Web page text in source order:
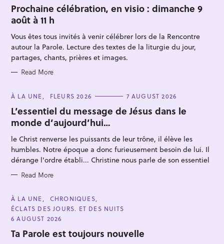
T
E
G
O
R
I
E
S
Prochaine célébration, en visio : dimanche 9
août à 11 h
Vous êtes tous invités à venir célébrer lors de la Rencontre
autour la Parole. Lecture des textes de la liturgie du jour,
partages, chants, prières et images.
Read More
C
T
E
G
O
R
I
E
S
À LA UNE FLEURS 2026 7 AUGUST 2026
L’essentiel du message de Jésus dans le
monde d’aujourd’hui…
le Christ renverse les puissants de leur trône, il élève les
humbles. Notre époque a donc furieusement besoin de lui. Il
dérange l'ordre établi... Christine nous parle de son essentiel
Read More
C
A
T
E
O
R
À LA UNE
CHRONIQUES
ÉCLATS DES JOURS. ET DES NUITS
6 AUGUST 2026
Ta Parole est toujours nouvelle
S
a
c
h
o
: